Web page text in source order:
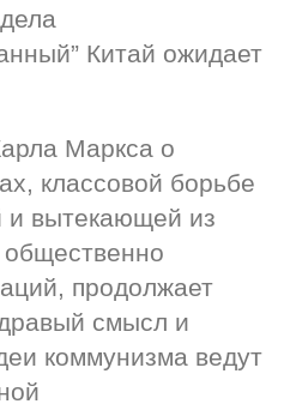
Китай ожидает
Маркса о
классовой борьбе
вытекающей из
общественно
продолжает
смысл и
коммунизма ведут